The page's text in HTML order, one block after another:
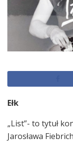
Ełk
„List”- to tytuł
Jarosława